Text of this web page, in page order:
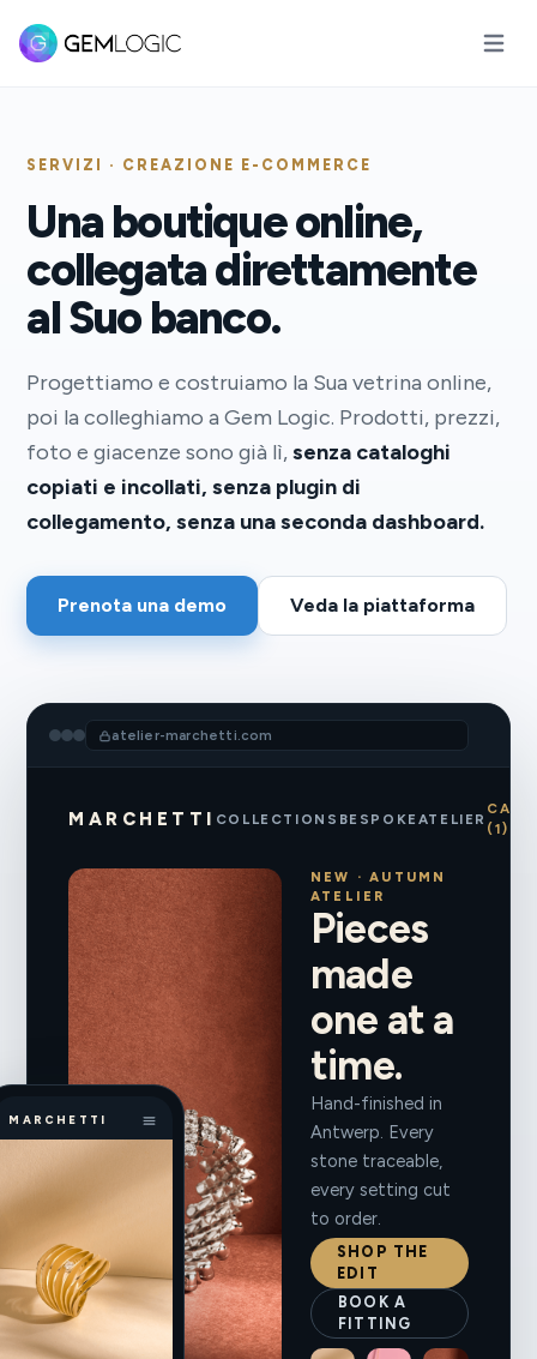
Apri il
SERVIZI · CREAZIONE E-COMMERCE
Una boutique online,
collegata direttamente
al Suo banco.
Progettiamo e costruiamo la Sua vetrina online,
poi la colleghiamo a Gem Logic. Prodotti, prezzi,
foto e giacenze sono già lì,senza cataloghi
copiati e incollati, senza plugin di
collegamento, senza una seconda dashboard.
Prenota una demo Veda la piattaforma
atelier-marchetti.com
MARCHETTI COLLECTIONS BESPOKE ATELIER
CART
(1)
NEW · AUTUMN
ATELIER
Pieces
made
one at a
time.
Hand-finished in
Antwerp. Every
stone traceable,
every setting cut
to order.
SHOP THE
EDIT
BOOK A
FITTING
MARCHETTI